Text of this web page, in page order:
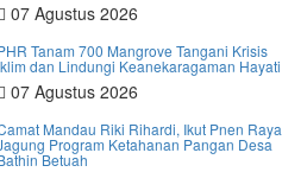
07 Agustus 2026
Tanam 700 Mangrove Tangani Krisis
dan Lindungi Keanekaragaman Hayati
07 Agustus 2026
Mandau Riki Rihardi, Ikut Pnen Raya
Program Ketahanan Pangan Desa
Betuah